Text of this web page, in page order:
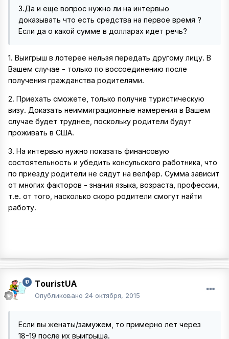
3.Да и еще вопрос нужно ли на интервью
доказывать что есть средства на первое время ?
Если да о какой сумме в долларах идет речь?
1. Выигрыш в лотерее нельзя передать другому лицу. В
Вашем случае - только по воссоединению после
получения гражданства родителями.
2. Приехать сможете, только получив туристическую
визу. Доказать неиммиграционные намерения в Вашем
случае будет труднее, поскольку родители будут
проживать в США.
3. На интервью нужно показать финансовую
состоятельность и убедить консульского работника, что
по приезду родители не сядут на велфер. Сумма зависит
от многих факторов - знания языка, возраста, профессии,
т.е. от того, насколько скоро родители смогут найти
работу.
TouristUA
Опубликовано 24 октября, 2015
Если вы женаты/замужем, то примерно лет через
18-19 после их выигрыша.